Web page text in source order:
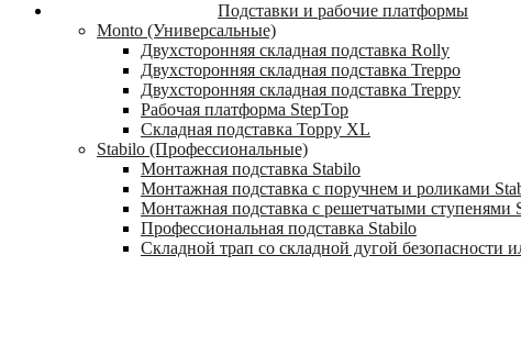
Подставки и рабочие платформы
Monto (Универсальные)
Двухсторонняя складная подставка Rolly
Двухсторонняя складная подставка Treppo
Двухсторонняя складная подставка Treppy
Рабочая платформа StepTop
Складная подставка Toppy XL
Stabilo (Профессиональные)
Монтажная подставка Stabilo
Монтажная подставка с поручнем и роликами
Монтажная подставка с решетчатыми ступенями
Профессиональная подставка Stabilo
Складной трап со складной дугой безопасности